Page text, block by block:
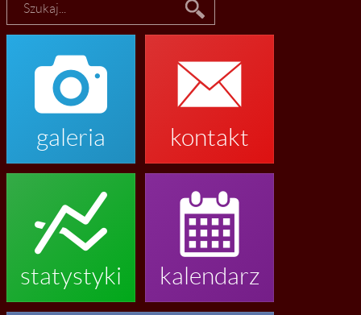

galeria

kontakt

statystyki

kalendarz